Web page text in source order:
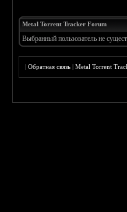
Metal Torrent Tracker Forum
Выбранный пользователь не
|Обратная связь |Metal Torrent